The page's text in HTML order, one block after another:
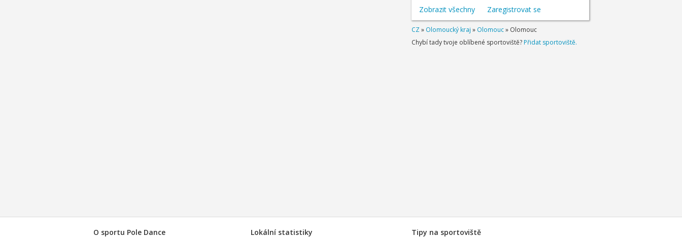
Zobrazit všechny Zaregistrovat se
CZ» Olomoucký kraj » Olomouc» Olomouc
Chybí tady tvoje oblíbené sportoviště? Přidat sportoviště.
O sportu Pole Dance Lokální statistiky Tipy na sportoviště